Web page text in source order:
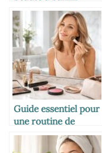
pendant l’allaitement
Guide essentiel pour
une routine de
maquillage
quotidienne parfaite